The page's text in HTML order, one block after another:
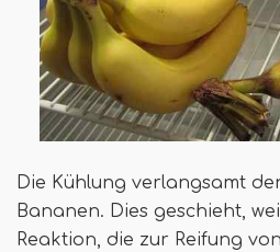
Die Kühlung verlangsamt
Bananen. Dies geschieht,
Reaktion, die zur Reifung